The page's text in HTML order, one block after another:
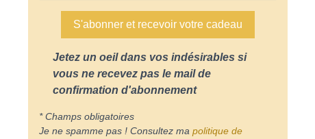
S'abonner et recevoir votre cadeau
Jetez un oeil dans vos indésirables si
vous ne recevez pas le mail de
confirmation d'abonnement
* Champs obligatoires
Je ne spamme pas ! Consultez ma politique de